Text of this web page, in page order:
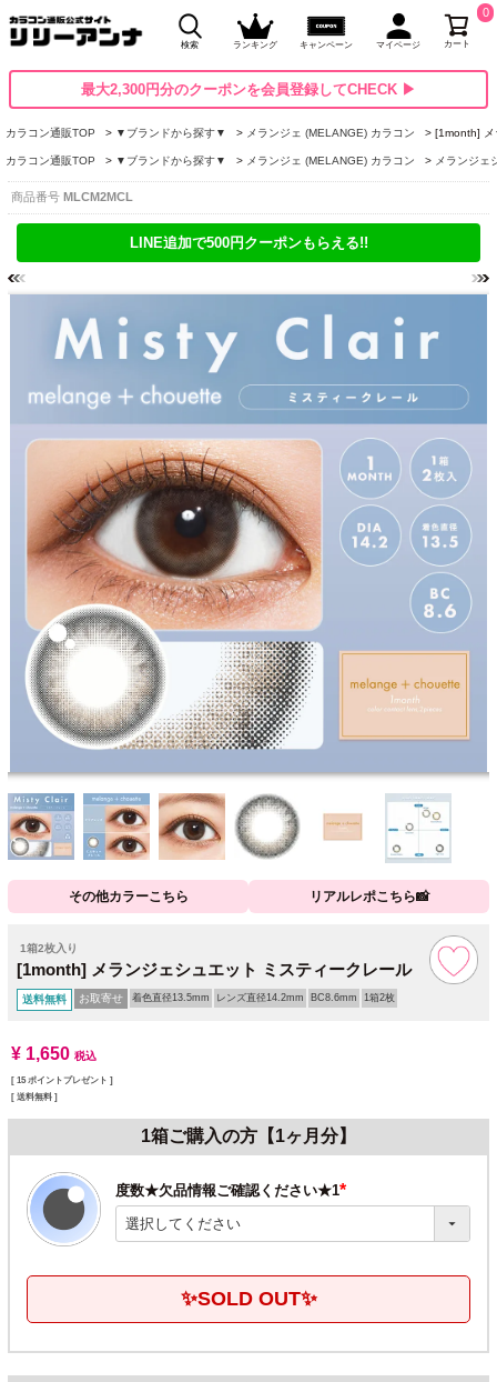
検索 ランキング キャンペーン マイページ カート
0
最大2,300円分のクーポンを会員登録してCHECK ▶
カラコン通販TOP ▼ブランドから探す▼ メランジェ (MELANGE) カラコン [1month] メ
カラコン通販TOP ▼ブランドから探す▼ メランジェ (MELANGE) カラコン メランジ
商品番号 MLCM2MCL
LINE追加で500円クーポンもらえる!!
その他カラーこちら リアルレポこちら📸
1箱2枚入り
[1month] メランジェシュエット ミスティークレール
送料無料 お取寄せ 着色直径13.5mm レンズ直径14.2mm BC8.6mm 1箱2枚
¥ 1,650 税込
[ 15 ポイントプレゼント ]
送料無料
1箱ご購入の方【1ヶ月分】
度数★欠品情報ご確認ください★1
(必
✨SOLD OUT✨